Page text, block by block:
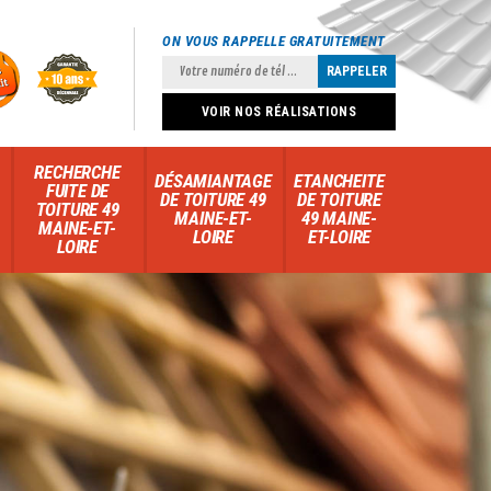
ON VOUS RAPPELLE GRATUITEMENT
VOIR NOS RÉALISATIONS
RECHERCHE
FUITE DE
TOITURE 49
MAINE-ET-
LOIRE
DÉSAMIANTAGE
DE TOITURE 49
MAINE-ET-
LOIRE
ETANCHEITE
DE TOITURE
49 MAINE-
ET-LOIRE